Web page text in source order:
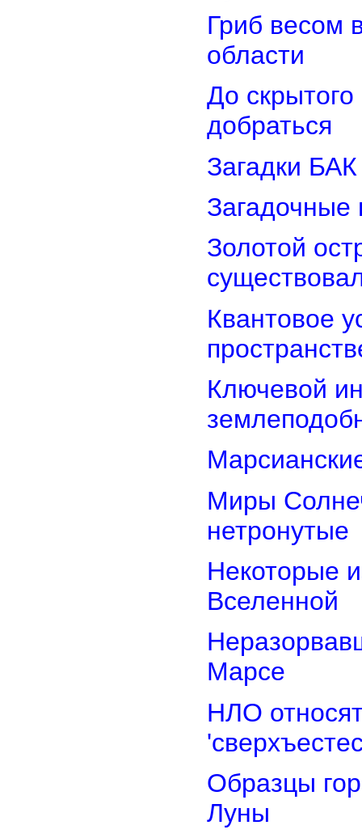
Гриб весом
области
До
добраться
Загадки
Загадочные
Золотой
Квантовое
Ключевой
Миры
нетронутые
Некоторые
Вселенной
Марсе
НЛО
Образцы
Луны